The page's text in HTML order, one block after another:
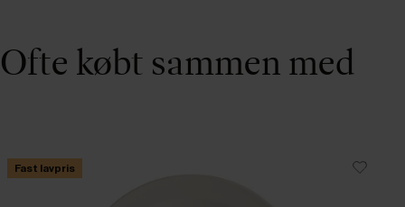
Ofte købt sammen med
Fast lavpris